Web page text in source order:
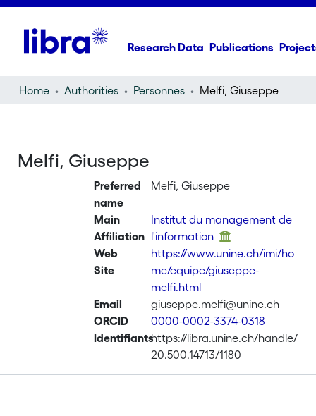
Research Data Publications
Home Authorities Personnes Melfi, Giuseppe
Melfi, Giuseppe
Preferred
name
Melfi, Giuseppe
Main
Affiliation
Institut du management de
l'information
Web
Site
https://www.unine.ch/imi/ho
me/equipe/giuseppe-
melfi.html
Email
giuseppe.melfi@unine.ch
ORCID
0000-0002-3374-0318
Identifiantshttps://libra.unine.ch/handle/
20.500.14713/1180